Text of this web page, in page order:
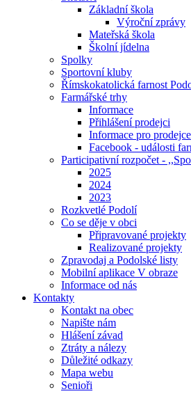
Základní škola
Výroční zprávy
Mateřská škola
Školní jídelna
Spolky
Sportovní kluby
Římskokatolická farnost
Farmářské trhy
Informace
Přihlášení prodejci
Informace pro prodejce
Facebook - události
Participativní rozpočet -
2025
2024
2023
Rozkvetlé Podolí
Co se děje v obci
Připravované projekty
Realizované projekty
Zpravodaj a Podolské listy
Mobilní aplikace V obraze
Informace od nás
Kontakty
Kontakt na obec
Napište nám
Hlášení závad
Ztráty a nálezy
Důležité odkazy
Mapa webu
Senioři